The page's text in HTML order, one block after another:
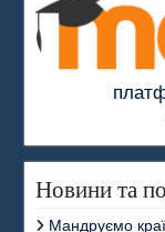
Новини та
Мандруємо